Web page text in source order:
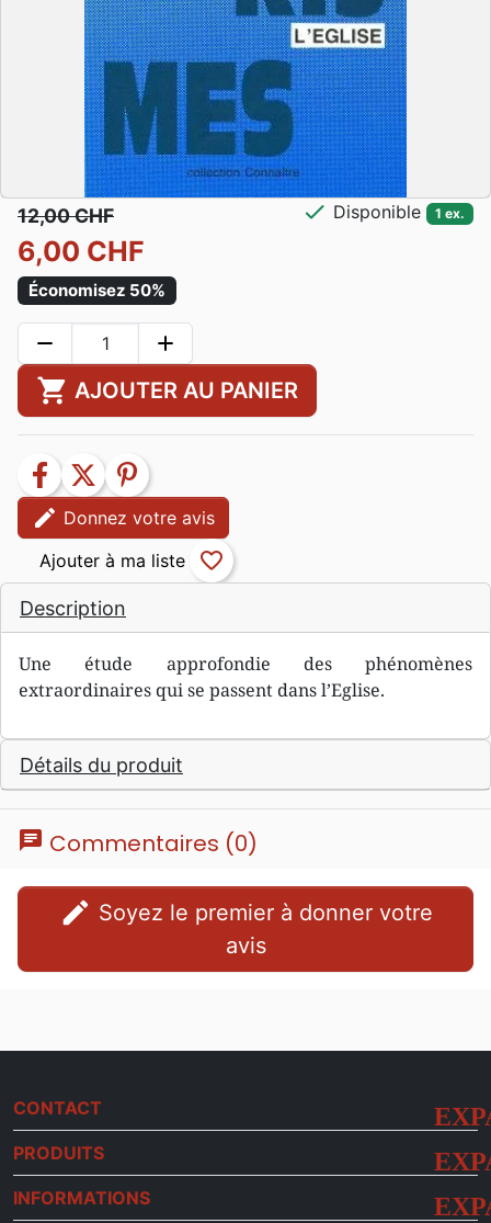
Description
Une étude approfondie des phénomènes
extraordinaires qui se passent dans l’Eglise.
Détails du produit
12,00 CHF
6,00 CHF
Économisez 50%
check Disponible 1 ex.
remove add
shopping_cart AJOUTER AU PANIER
facebook twitter
pinterest
edit Donnez votre avis
favorite_border
chat Commentaires (0)
edit
avis
CONTACT
PRODUITS
INFORMATIONS